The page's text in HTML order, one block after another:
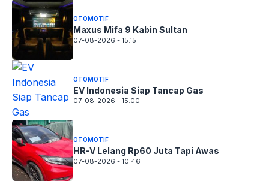
OTOMOTIF
Maxus Mifa 9 Kabin Sultan
07-08-2026 - 15.15
OTOMOTIF
EV Indonesia Siap Tancap Gas
07-08-2026 - 15.00
OTOMOTIF
HR-V Lelang Rp60 Juta Tapi Awas
07-08-2026 - 10.46